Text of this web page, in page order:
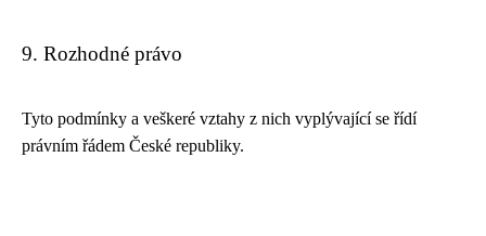
9. Rozhodné právo
Tyto podmínky a veškeré vztahy z nich vyplývající se řídí
právním řádem České republiky.